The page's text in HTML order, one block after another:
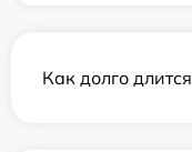
Как долго